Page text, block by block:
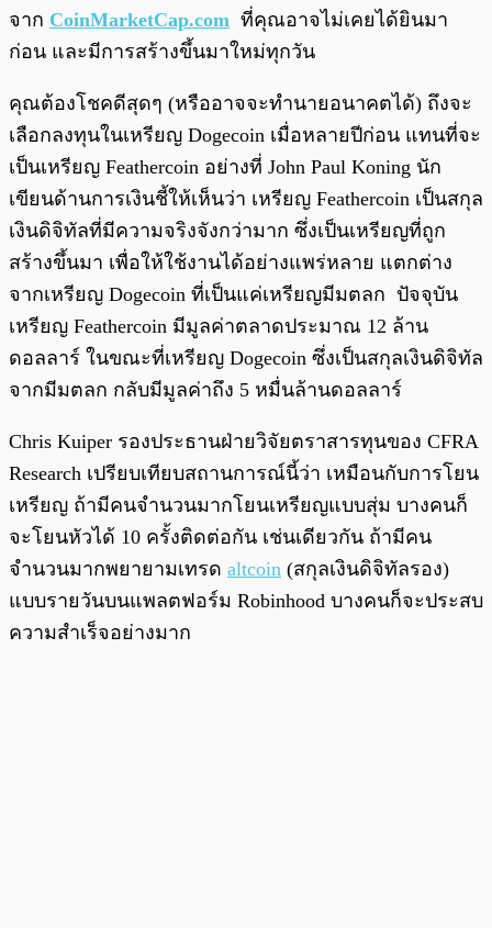
จาก CoinMarketCap.com ที่คุณอาจไม่เคยได้ยินมา
ก่อน และมีการสร้างขึ้นมาใหม่ทุกวัน
คุณต้องโชคดีสุดๆ (หรืออาจจะทำนายอนาคตได้) ถึงจะ
เลือกลงทุนในเหรียญ Dogecoin เมื่อหลายปีก่อน แทนที่จะ
เป็นเหรียญ Feathercoin อย่างที่ John Paul Koning นัก
เขียนด้านการเงินชี้ให้เห็นว่า เหรียญ Feathercoin เป็นสกุล
เงินดิจิทัลที่มีความจริงจังกว่ามาก ซึ่งเป็นเหรียญที่ถูก
สร้างขึ้นมา เพื่อให้ใช้งานได้อย่างแพร่หลาย แตกต่าง
จากเหรียญ Dogecoin ที่เป็นแค่เหรียญมีมตลก ปัจจุบัน
เหรียญ Feathercoin มีมูลค่าตลาดประมาณ 12 ล้าน
ดอลลาร์ ในขณะที่เหรียญ Dogecoin ซึ่งเป็นสกุลเงินดิจิทัล
จากมีมตลก กลับมีมูลค่าถึง 5 หมื่นล้านดอลลาร์
Chris Kuiper รองประธานฝ่ายวิจัยตราสารทุนของ CFRA
Research เปรียบเทียบสถานการณ์นี้ว่า เหมือนกับการโยน
เหรียญ ถ้ามีคนจำนวนมากโยนเหรียญแบบสุ่ม บางคนก็
จะโยนหัวได้ 10 ครั้งติดต่อกัน เช่นเดียวกัน ถ้ามีคน
จำนวนมากพยายามเทรด altcoin (สกุลเงินดิจิทัลรอง)
แบบรายวันบนแพลตฟอร์ม Robinhood บางคนก็จะประสบ
ความสำเร็จอย่างมาก